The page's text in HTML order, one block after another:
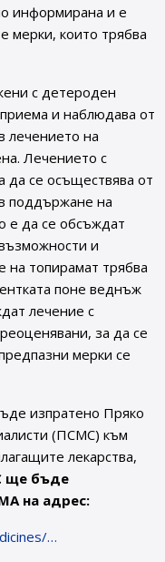
информирана и е
мерки, които трябва
с детероден
и наблюдава от
лечението на
Лечението с
да се осъществява от
поддържане на
е да се обсъждат
и
на топирамат трябва
поне веднъж
лечение с
за да се
мерки се
изпратено Пряко
(ПСМС) към
лекарства,
ще бъде
на адрес:
…